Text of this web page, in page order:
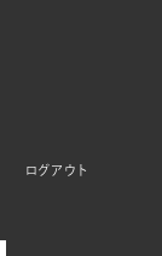
ログアウト